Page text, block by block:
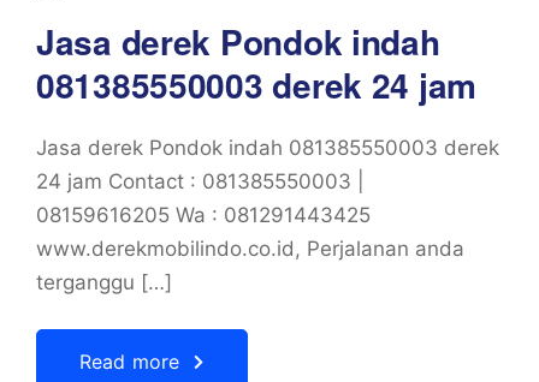
Jasa derek Pondok indah
081385550003 derek 24 jam
Jasa derek Pondok indah 081385550003 derek
24 jam Contact : 081385550003 |
08159616205 Wa : 081291443425
www.derekmobilindo.co.id, Perjalanan anda
terganggu […]
Read more